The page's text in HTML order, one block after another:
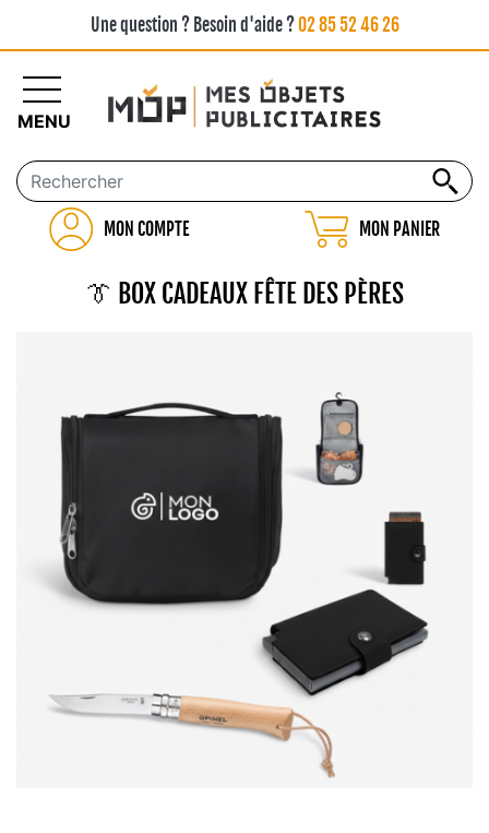
Une question ? Besoin d'aide ?02 85 52 46 26
MON COMPTE MON PANIER
MENU
👔 BOX CADEAUX FÊTE DES PÈRES